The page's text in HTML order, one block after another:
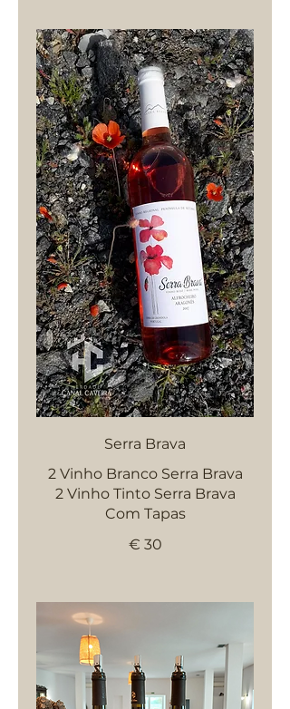
Serra Brava
2 Vinho Branco Serra Brava
2 Vinho Tinto Serra Brava
Com Tapas
€ 30